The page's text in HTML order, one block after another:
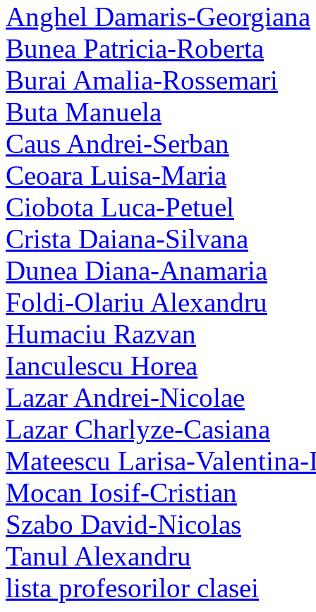
Anghel Damaris-Georgiana
Bunea Patricia-Roberta
Burai Amalia-Rossemari
Buta Manuela
Caus Andrei-Serban
Ceoara Luisa-Maria
Ciobota Luca-Petuel
Crista Daiana-Silvana
Dunea Diana-Anamaria
Foldi-Olariu Alexandru
Humaciu Razvan
Ianculescu Horea
Lazar Andrei-Nicolae
Lazar Charlyze-Casiana
Mateescu Larisa-Valentina-
Mocan Iosif-Cristian
Szabo David-Nicolas
Tanul Alexandru
lista profesorilor clasei